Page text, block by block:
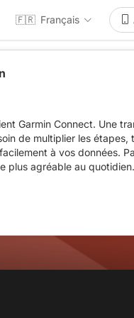
🇫🇷 Français
Garmin Connect. Une
de multiplier les étapes,
à vos données.
plus agréable au quotidien.